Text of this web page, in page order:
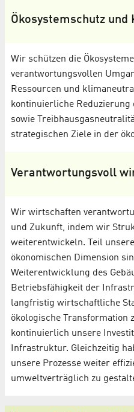
Ökosystemschutz und
Wir schützen die
verantwortungsvollen
Ressourcen und
kontinuierliche Reduzierung
sowie
strategischen Ziele in der
Verantwortungsvoll
Wir wirtschaften
und Zukunft, indem wir
weiterentwickeln. Teil
ökonomischen Dimension
Weiterentwicklung des
Betriebsfähigkeit der
langfristig wirtschaftliche
ökologische Transformation
kontinuierlich unsere
Infrastruktur. Gleichzeitig
unsere Prozesse weiter
umweltverträglich zu